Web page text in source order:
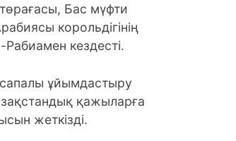
Бас мүфти
корольдігінің
кездесті.
ұйымдастыру
қажыларға
жеткізді.